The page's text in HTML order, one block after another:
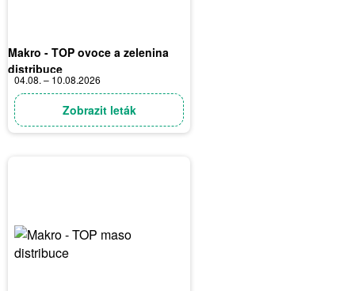
Makro - TOP ovoce a zelenina
distribuce
04.08. – 10.08.2026
Zobrazit leták